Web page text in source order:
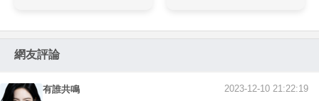
網友評論
有誰共鳴 2023-12-10 21:22:19